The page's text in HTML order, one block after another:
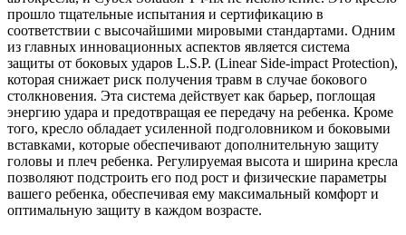
прошло тщательные испытания и сертификацию в
соответствии с высочайшими мировыми стандартами. Одним
из главных инновационных аспектов является система
защиты от боковых ударов L.S.P. (Linear Side-impact Protection),
которая снижает риск получения травм в случае бокового
столкновения. Эта система действует как барьер, поглощая
энергию удара и предотвращая ее передачу на ребенка. Кроме
того, кресло обладает усиленной подголовником и боковыми
вставками, которые обеспечивают дополнительную защиту
головы и плеч ребенка. Регулируемая высота и ширина кресла
позволяют подстроить его под рост и физические параметры
вашего ребенка, обеспечивая ему максимальный комфорт и
оптимальную защиту в каждом возрасте.